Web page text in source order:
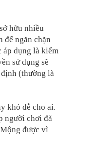
hữu nhiều
để ngăn chặn
áp dụng là kiểm
sử dụng sẽ
(thường là
khó dễ cho ai.
người chơi đã
được vì